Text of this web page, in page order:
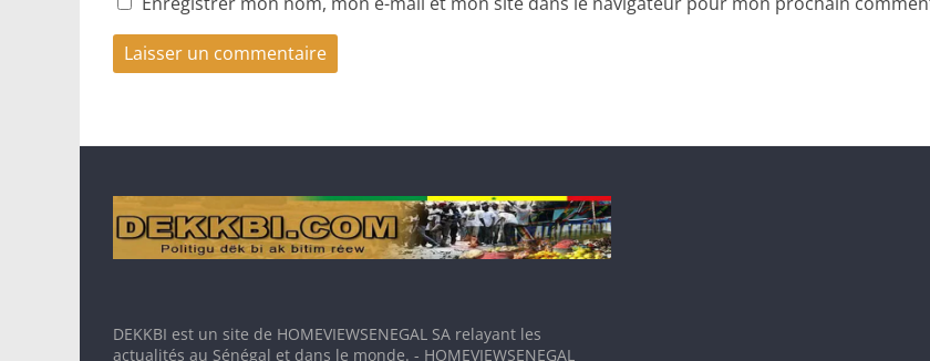
DEKKBI est un site de HOMEVIEWSENEGAL SA relayant les
actualités au Sénégal et dans le monde. - HOMEVIEWSENEGAL